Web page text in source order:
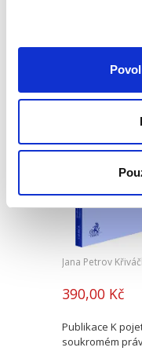
upravil v
zasluhuje
Jana Petrov
390,00 Kč
Publikace K
soukromém